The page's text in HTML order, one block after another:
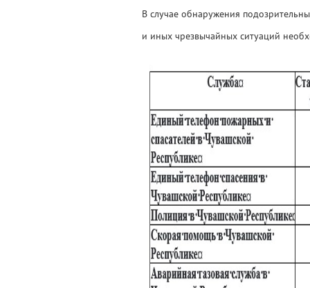
В случае обнаружения
и иных чрезвычайных ситуаций